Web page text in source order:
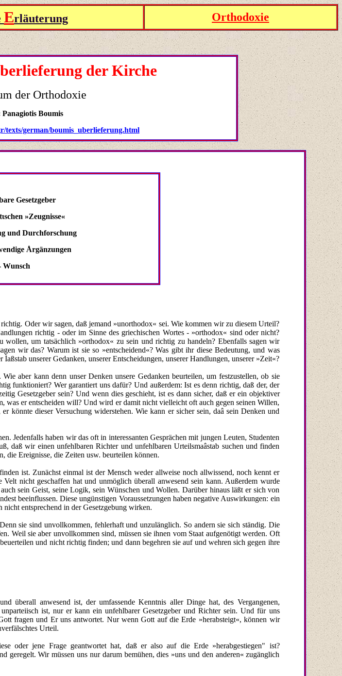
Erläuterung Orthodoxie
der Kirche
der Orthodoxie
Boumis
texts/german/boumis_uberlieferung.html
Gesetzgeber
»Zeugnisse«
und Durchforschung
Årgänzungen
Wunsch
Oder wir sagen, daß jemand »unorthodox« sei. Wie kommen wir zu diesem Urteil?
richtig - oder im Sinne des griechischen Wortes - »orthodox« sind oder nicht?
um tatsächlich »orthodox« zu sein und richtig zu handeln? Ebenfalls sagen wir
wir das? Warum ist sie so »entscheidend«? Was gibt ihr diese Bedeutung, und was
unserer Gedanken, unserer Entscheidungen, unserer Handlungen, unserer »Zeit«?
aber kann denn unser Denken unsere Gedanken beurteilen, um festzustellen, ob sie
funktioniert? Wer garantiert uns dafür? Und außerdem: Ist es denn richtig, daß der, der
Gesetzgeber sein? Und wenn dies geschieht, ist es dann sicher, daß er ein objektiver
was er entscheiden will? Und wird er damit nicht vielleicht oft auch gegen seinen Willen,
könnte dieser Versuchung widerstehen. Wie kann er sicher sein, daâ sein Denken und
Jedenfalls haben wir das oft in interessanten Gesprächen mit jungen Leuten, Studenten
daß wir einen unfehlbaren Richter und unfehlbaren Urteilsmaâstab suchen und finden
die Ereignisse, die Zeiten usw. beurteilen können.
ist. Zunächst einmal ist der Mensch weder allweise noch allwissend, noch kennt er
nicht geschaffen hat und unmöglich überall anwesend sein kann. Außerdem wurde
sein Geist, seine Logik, sein Wünschen und Wollen. Darüber hinaus läßt er sich von
beeinflussen. Diese ungünstigen Voraussetzungen haben negative Auswirkungen: ein
entsprechend in der Gesetzgebung wirken.
sie sind unvollkommen, fehlerhaft und unzulänglich. So andern sie sich ständig. Die
Weil sie aber unvollkommen sind, müssen sie ihnen vom Staat aufgenötigt werden. Oft
und nicht richtig finden; und dann begehren sie auf und wehren sich gegen ihre
überall anwesend ist, der umfassende Kenntnis aller Dinge hat, des Vergangenen,
ist, nur er kann ein unfehlbarer Gesetzgeber und Richter sein. Und für uns
fragen und Er uns antwortet. Nur wenn Gott auf die Erde »herabsteigt«, können wir
Urteil.
oder jene Frage geantwortet hat, daß er also auf die Erde »herabgestiegen" ist?
Wir müssen uns nur darum bemühen, dies »uns und den anderen« zugänglich